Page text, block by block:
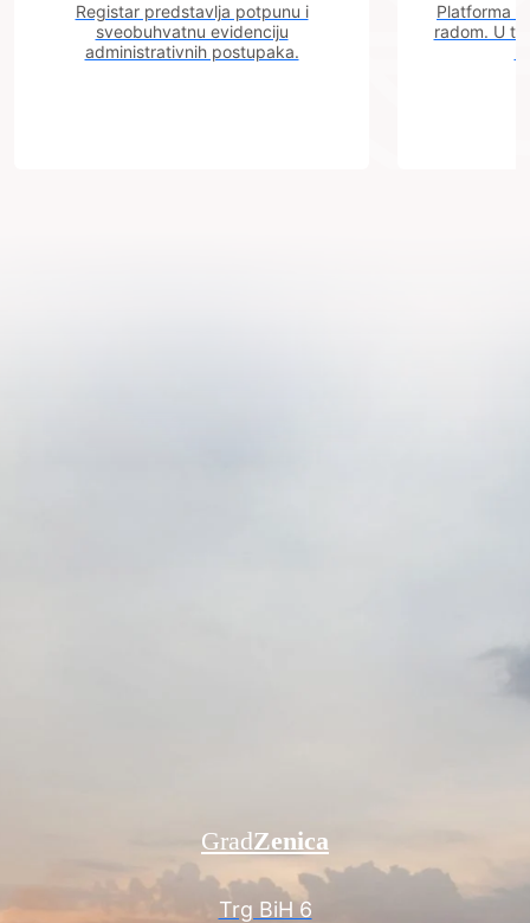
Registar predstavlja potpunu i
sveobuhvatnu evidenciju
administrativnih postupaka.
Platforma
radom. U
Trg BiH 6
GradZenica